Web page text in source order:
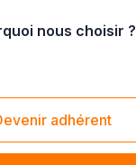
nous choisir ?
adhérent
verre